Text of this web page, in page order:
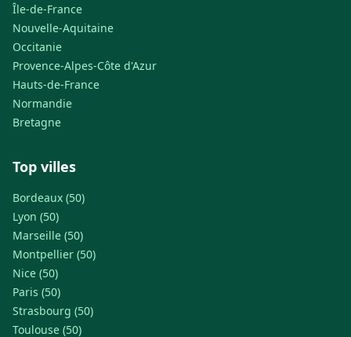
Île-de-France
Nouvelle-Aquitaine
Occitanie
Provence-Alpes-Côte d'Azur
Hauts-de-France
Normandie
Bretagne
Top villes
Bordeaux (50)
Lyon (50)
Marseille (50)
Montpellier (50)
Nice (50)
Paris (50)
Strasbourg (50)
Toulouse (50)